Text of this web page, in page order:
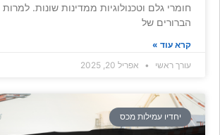
חומרי גלם וטכנולוגיות ממדינות שונות. למרות
הברורים של
קרא עוד »
עורך ראשי
אפריל 20, 2025
יחדיו עמילות מכס